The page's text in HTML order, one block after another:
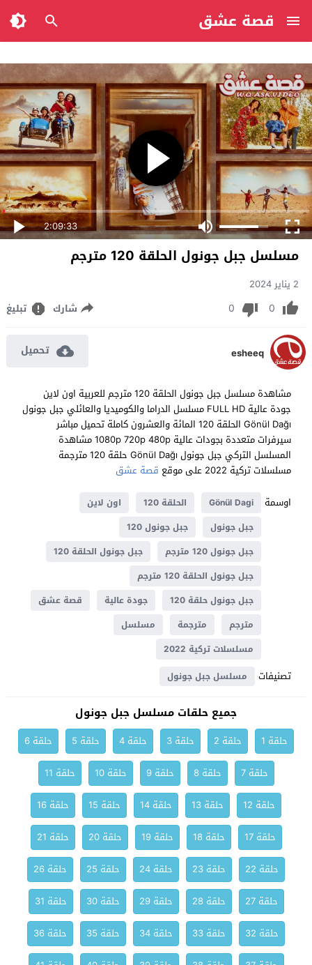
قصة عشق
2:09:33
مسلسل جبل جونول الحلقة 120 مترجم
2 يناير 2024
0
0 شارك تبليغ
esheeq تحميل
مشاهدة مسلسل جبل جونول الحلقة 120 مترجم للعربية اون لاين
جودة عالية FULL HD مسلسل الدراما والكوميديا والعائلي جبل جونول
Gönül Dağı الحلقة 120 المائة والعشرون كاملة تحميل مباشر
سيرفرات متعددة بجودات عالية 1080p 720p 480p مشاهدة
المسلسل التركي جبل جونول Gönül Dağı حلقة 120 مترجمة
مسلسلات تركية 2022 على موقع
قصة عشق
اوسمة
Gönül Dagi الحلقة 120
اون لاين
جبل جونول
جبل جونول 120
جبل جونول 120 مترجم
جبل جونول الحلقة 120
جبل جونول الحلقة 120 مترجم
جبل جونول حلقة 120
جودة عالية
قصة عشق
مترجم
مترجمة
مسلسل
مسلسلات تركية 2022
تصنيفات مسلسل جبل جونول
جميع حلقات مسلسل جبل جونول
حلقة 1 حلقة 2 حلقة 3 حلقة 4 حلقة 5
حلقة 6
حلقة 7
حلقة 8 حلقة 9 حلقة 10
حلقة 11
حلقة 12
حلقة 13 حلقة 14 حلقة 15
حلقة 16
حلقة 17
حلقة 18 حلقة 19 حلقة 20
حلقة 21
حلقة 22
حلقة 23 حلقة 24 حلقة 25
حلقة 26
حلقة 27
حلقة 28 حلقة 29 حلقة 30
حلقة 31
حلقة 32
حلقة 33 حلقة 34 حلقة 35
حلقة 36